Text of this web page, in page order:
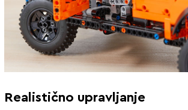
Realistično upravljanje